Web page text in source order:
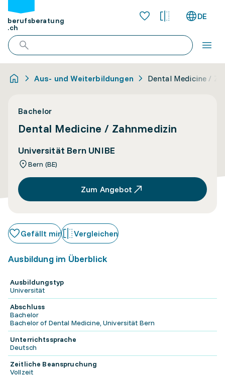
berufsberatung
.ch
DE
Aus- und Weiterbildungen Dental Medicine /
Bachelor
Dental Medicine / Zahnmedizin
Universität Bern UNIBE
Bern (BE)
Zum Angebot
Gefällt mir Vergleichen
Ausbildung im Überblick
Ausbildungstyp
Universität
Abschluss
Bachelor
Bachelor of Dental Medicine, Universität Bern
Unterrichtssprache
Deutsch
Zeitliche Beanspruchung
Vollzeit